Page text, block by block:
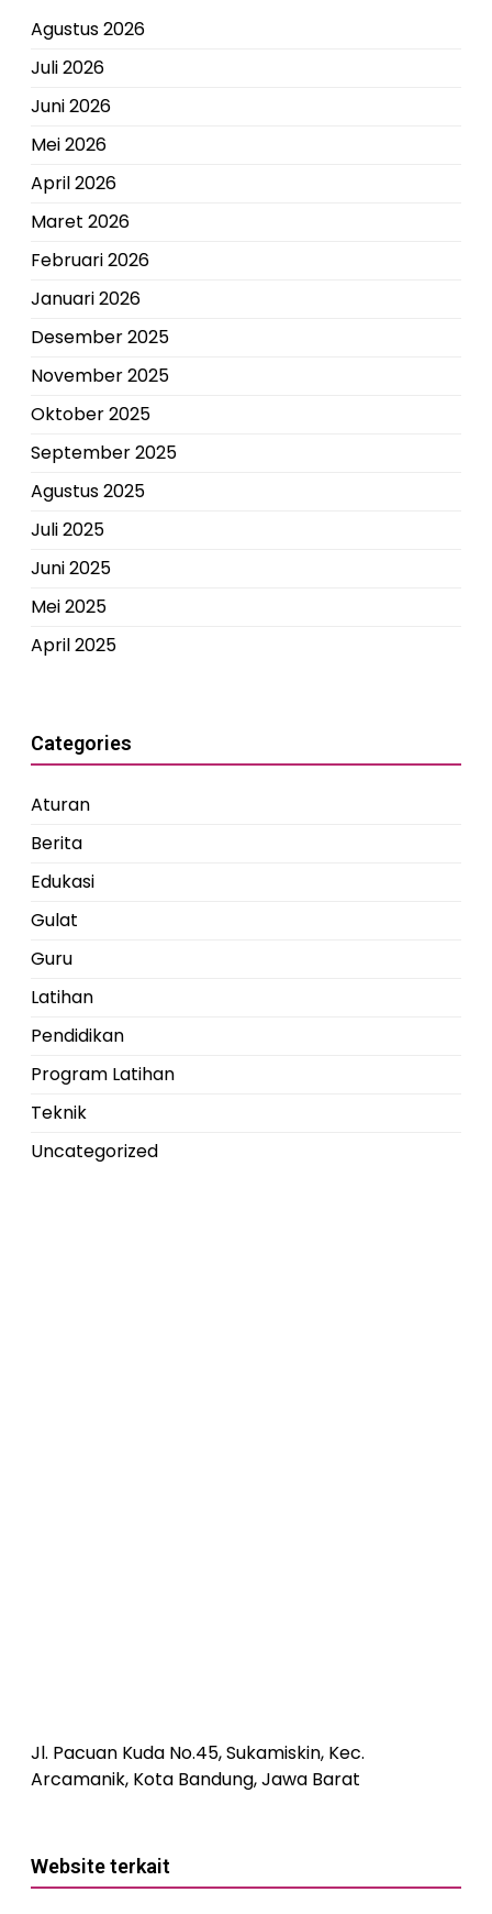
Agustus 2026
Juli 2026
Juni 2026
Mei 2026
April 2026
Maret 2026
Februari 2026
Januari 2026
Desember 2025
November 2025
Oktober 2025
September 2025
Agustus 2025
Juli 2025
Juni 2025
Mei 2025
April 2025
Categories
Aturan
Berita
Edukasi
Gulat
Guru
Latihan
Pendidikan
Program Latihan
Teknik
Uncategorized
Jl. Pacuan Kuda No.45, Sukamiskin, Kec.
Arcamanik, Kota Bandung, Jawa Barat
Website terkait